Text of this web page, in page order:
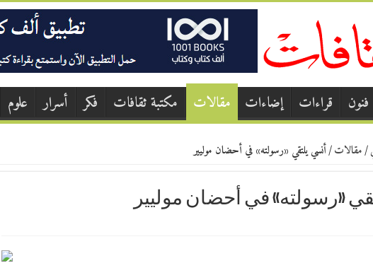
فنون قراءات إضاءات مقالات مكتبة ثقافات فكر أسرار علوم
/مقالات/أنسي يلتقي «رسولته» في أحضان موليير
«رسولته» في أحضان موليير